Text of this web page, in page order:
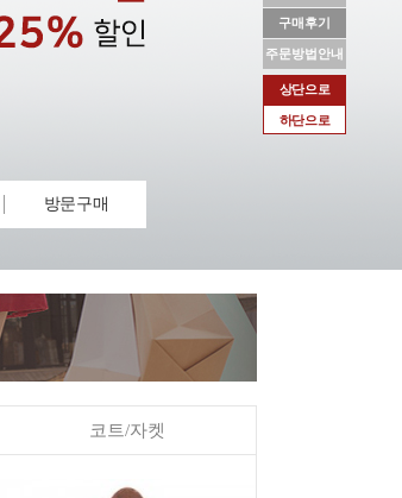
구매후기
주문방법안내
상단으로
하단으로
방문구매
코트/자켓